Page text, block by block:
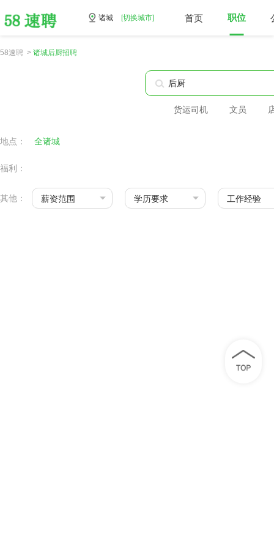
诸城 [切换城市] 首页 职位
58速聘 > 诸城后厨招聘
货运司机 文员
地点： 全诸城
福利：
其他： 薪资范围 学历要求 工作经验